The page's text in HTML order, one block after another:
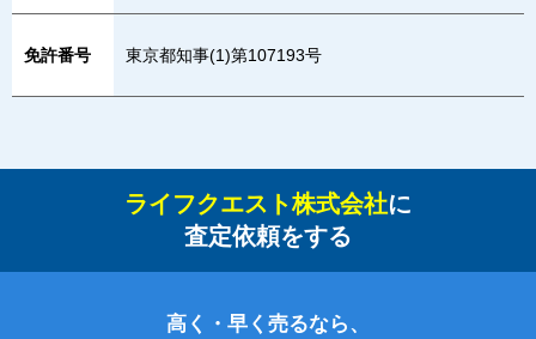
免許番号 東京都知事(1)第107193号
ライフクエスト株式会社に
査定依頼をする
高く・早く売るなら、